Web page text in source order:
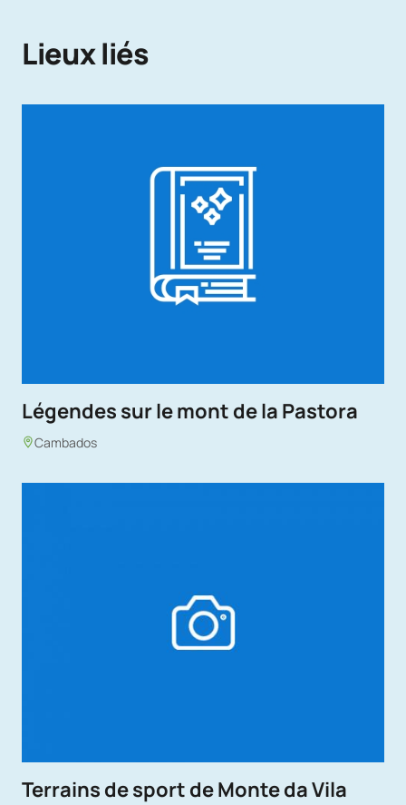
Lieux liés
Légendes sur le mont de la Pastora
Cambados
Terrains de sport de Monte da Vila